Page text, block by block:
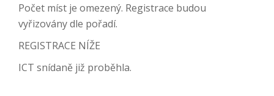
Počet míst je omezený. Registrace budou
vyřizovány dle pořadí.
REGISTRACE NÍŽE
ICT snídaně již proběhla.